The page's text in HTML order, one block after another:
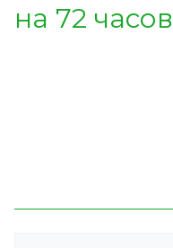
на 72 часов